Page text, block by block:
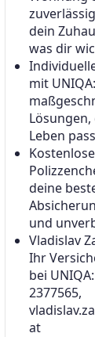
dein
was dir
mit UNIQA:
Leben
deine
und
Vladislav
Ihr
bei
2377565,
at